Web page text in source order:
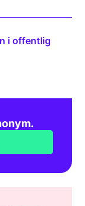
i offentlig